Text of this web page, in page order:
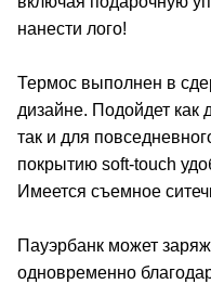
нанести лого!
Термос выполнен в
дизайне. Подойдет
так и для
покрытию soft-touch
Имеется съемное
Пауэрбанк может
одновременно